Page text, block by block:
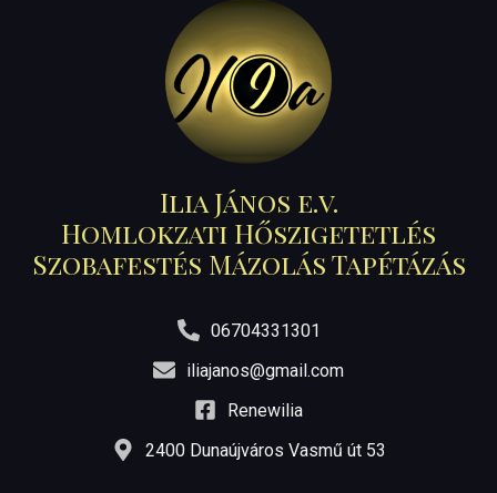
Ilia János e.v.
Homlokzati Hőszigetetlés
Szobafestés Mázolás Tapétázás
06704331301
iliajanos@gmail.com
Renewilia
2400 Dunaújváros Vasmű út 53